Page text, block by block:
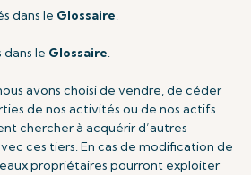
dans le Glossaire.
le Glossaire.
avons choisi de vendre, de céder
de nos activités ou de nos actifs.
chercher à acquérir d’autres
ces tiers. En cas de modification de
propriétaires pourront exploiter